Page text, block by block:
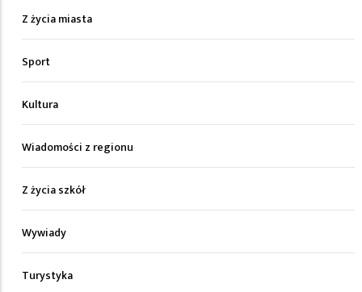
Z życia miasta
Sport
Kultura
Wiadomości z regionu
Z życia szkół
Wywiady
Turystyka